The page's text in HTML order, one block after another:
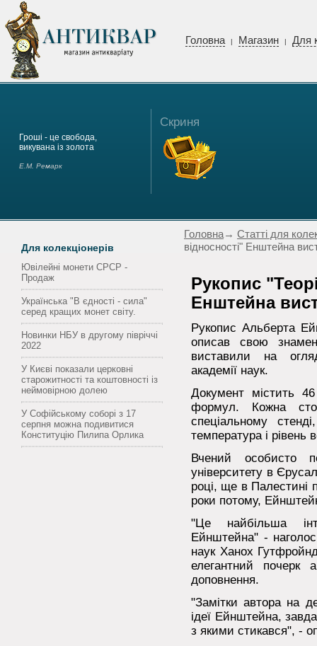
Головна | Магазин | Для
Гроші - це свобода,
викувана із золота
Е.М. Ремарк
Скриня
Для колекціонерів
Ювілейні монети СРСР -
Продаж
Українська "В єдності - сила"
серед кращих монет світу.
Новинки НБУ в другому півріччі
2022
У Києві показали церковні
старожитності та коштовності із
неймовірною долею
У Софійському соборі з 17
серпня можна подивитися
Конституцію Пилипа Орлика
Головна→ Статті для
відносності" Енштейна
Рукопис
Енштейна
Рукопис Альберта
описав свою
виставили на
академії наук.
Документ містить
формул. Кожна
спеціальному
температура і рівень
Вчений особисто
університету в
році, ще в Палестині
роки потому,
"Це найбільша
Ейнштейна" -
наук Ханох
елегантний почерк
доповнення.
"Замітки автора на
ідеї Ейнштейна,
з якими стикався", -